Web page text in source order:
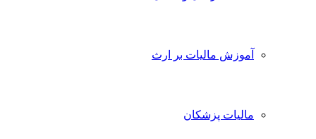
آموزش مالیات بر ارث
مالیات پزشکان